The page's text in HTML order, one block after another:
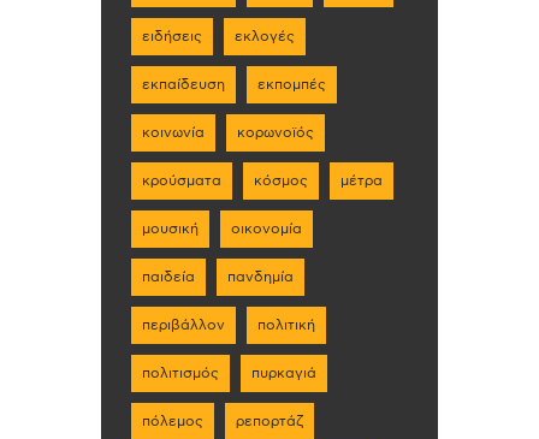
ειδήσεις εκλογές
εκπαίδευση εκπομπές
κοινωνία κορωνοϊός
κρούσματα κόσμος μέτρα
μουσική οικονομία
παιδεία πανδημία
περιβάλλον πολιτική
πολιτισμός πυρκαγιά
πόλεμος ρεπορτάζ